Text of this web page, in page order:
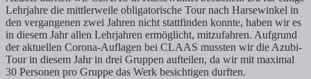
Lehrjahre die mittlerweile obligatorische Tour nach Harsewinkel in
den vergangenen zwei Jahren nicht stattfinden konnte, haben wir es
in diesem Jahr allen Lehrjahren ermöglicht, mitzufahren. Aufgrund
der aktuellen Corona-Auflagen bei CLAAS mussten wir die Azubi-
Tour in diesem Jahr in drei Gruppen aufteilen, da wir mit maximal
30 Personen pro Gruppe das Werk besichtigen durften.